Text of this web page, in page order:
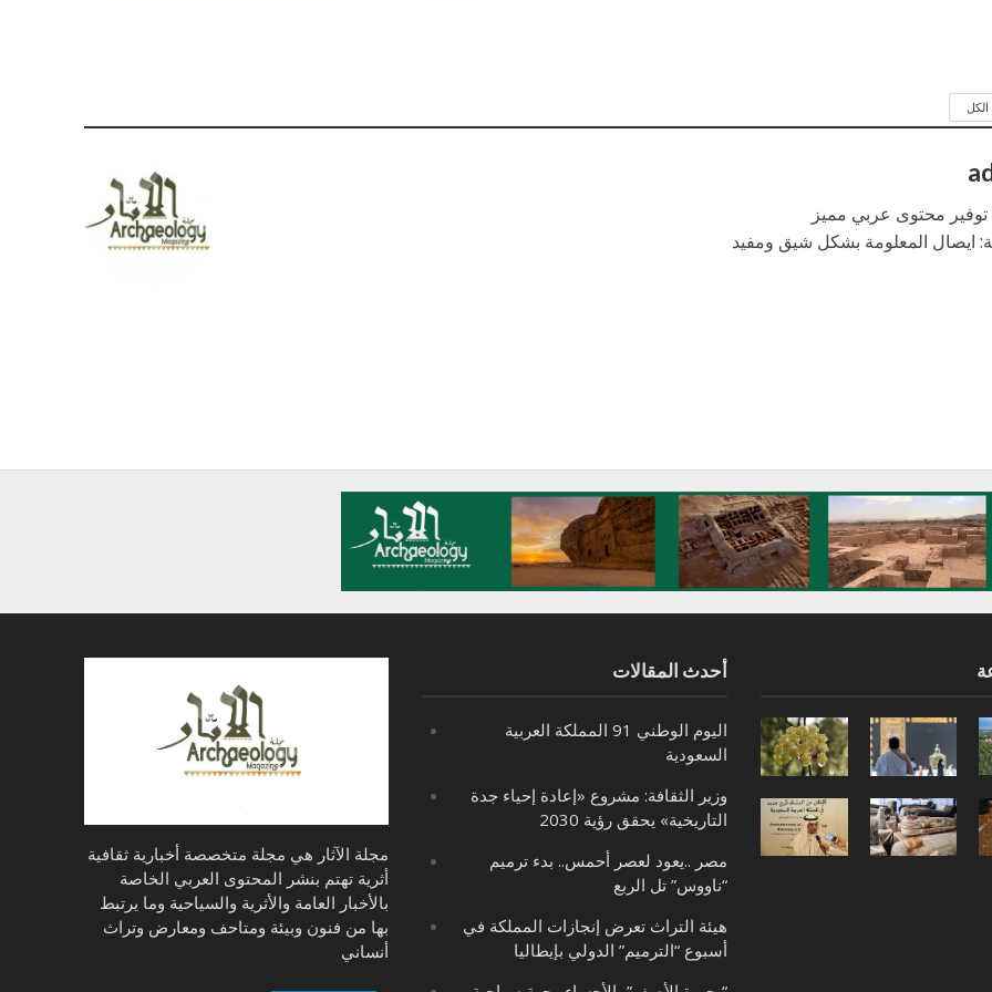
توفير محتوى عربي مميز
ايصال المعلومة بشكل شيق ومفيد
مجلة الآثار هي مجلة متخصصة أخبارية ثقافية
أثرية تهتم بنشر المحتوى العربي الخاصة
بالأخبار العامة والأثرية والسياحية وما يرتبط
بها من فنون وبيئة ومتاحف ومعارض وتراث
أنساني
أحدث المقالات
اليوم الوطني 91 المملكة العربية
السعودية
وزير الثقافة: مشروع «إعادة إحياء جدة
التاريخية» يحقق رؤية 2030
مصر ..يعود لعصر أحمس.. بدء ترميم
“ناووس” تل الربع
هيئة التراث تعرض إنجازات المملكة في
أسبوع “الترميم” الدولي بإيطاليا